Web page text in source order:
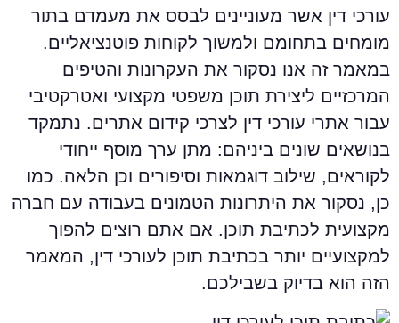
עורכי דין אשר מעוניינים לבסס את מעמדם בתור
מומחים בתחומם ולמשוך לקוחות פוטנציאליים.
במאמר זה אנו נסקור את העקרונות והטיפים
המרכזיים ליצירת תוכן משפטי מקצועי ואטרקטיבי
עבור אתרי עורכי דין לצרכי קידום אתרים. נתמקד
בנושאים שונים ביניהם: מתן ערך מוסף ייחודי
לקוראים, שילוב דוגמאות וסיפורים וכן הלאה. כמו
כן, נסקור את היתרונות הטמונים בעבודה עם חברה
מקצועית לכתיבת תוכן. אם אתם רוצים להפוך
למקצועיים יותר בכתיבת תוכן לעורכי דין, המאמר
הזה הוא בדיוק בשבילכם.